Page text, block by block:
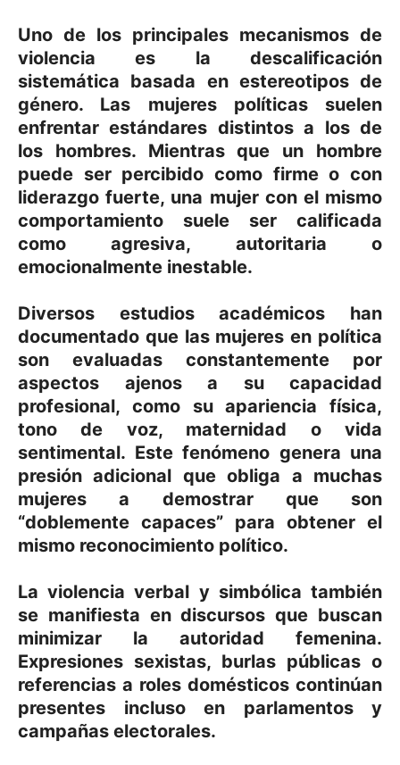
Uno de los principales mecanismos de
violencia es la descalificación
sistemática basada en estereotipos de
género. Las mujeres políticas suelen
enfrentar estándares distintos a los de
los hombres. Mientras que un hombre
puede ser percibido como firme o con
liderazgo fuerte, una mujer con el mismo
comportamiento suele ser calificada
como agresiva, autoritaria o
emocionalmente inestable.
Diversos estudios académicos han
documentado que las mujeres en política
son evaluadas constantemente por
aspectos ajenos a su capacidad
profesional, como su apariencia física,
tono de voz, maternidad o vida
sentimental. Este fenómeno genera una
presión adicional que obliga a muchas
mujeres a demostrar que son
“doblemente capaces” para obtener el
mismo reconocimiento político.
La violencia verbal y simbólica también
se manifiesta en discursos que buscan
minimizar la autoridad femenina.
Expresiones sexistas, burlas públicas o
referencias a roles domésticos continúan
presentes incluso en parlamentos y
campañas electorales.